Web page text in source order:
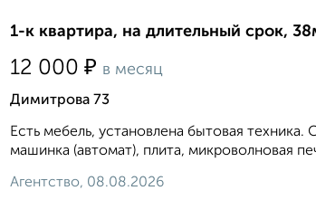
1-к квартира, на длительный срок,
12 000 ₽ в месяц
Димитрова 73
Есть мебель, установлена бытовая
машинка (автомат), плита, микроволновая
Агентство, 08.08.2026